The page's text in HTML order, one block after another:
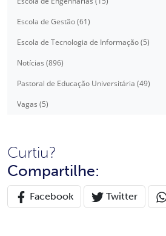
Escola de Gestão (61)
Escola de Tecnologia de Informação (5)
Notícias (896)
Pastoral de Educação Universitária (49)
Vagas (5)
Curtiu?
Compartilhe:
Facebook Twitter